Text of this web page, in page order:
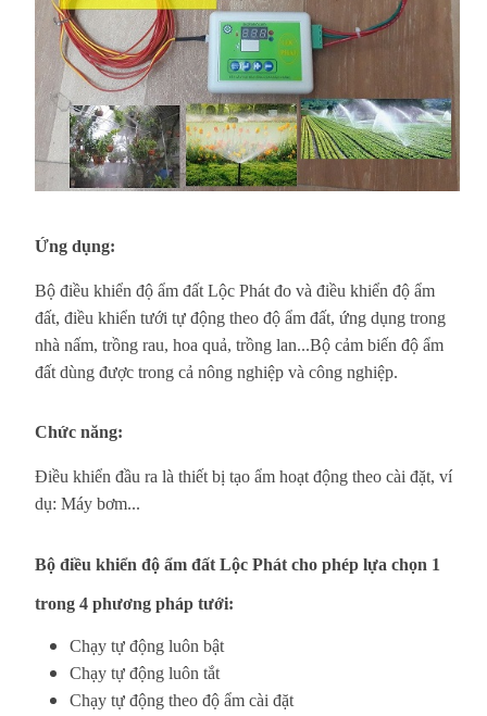
Ứng dụng:
Bộ điều khiển độ ẩm đất Lộc Phát đo và điều khiển độ ẩm
đất, điều khiển tưới tự động theo độ ẩm đất, ứng dụng trong
nhà nấm, trồng rau, hoa quả, trồng lan...Bộ cảm biến độ ẩm
đất dùng được trong cả nông nghiệp và công nghiệp.
Chức năng:
Điều khiển đầu ra là thiết bị tạo ẩm hoạt động theo cài đặt, ví
dụ: Máy bơm...
Bộ điều khiển độ ẩm đất Lộc Phát cho phép lựa chọn 1
trong 4 phương pháp tưới:
Chạy tự động luôn bật
Chạy tự động luôn tắt
Chạy tự động theo độ ẩm cài đặt